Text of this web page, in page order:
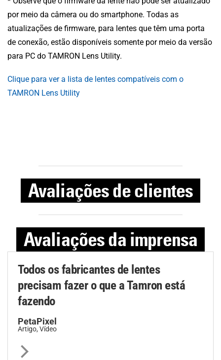
por meio da câmera ou do smartphone. Todas as
atualizações de firmware, para lentes que têm uma porta
de conexão, estão disponíveis somente por meio da versão
para PC do TAMRON Lens Utility.
Clique para ver a lista de lentes compatíveis com o
TAMRON Lens Utility
Avaliações de clientes
Avaliações da imprensa
Todos os fabricantes de lentes
precisam fazer o que a Tamron está
fazendo
PetaPixel
Artigo, Vídeo